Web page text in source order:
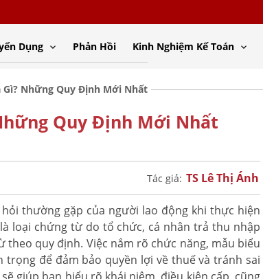
Dụng Phản Hồi Kinh Nghiệm Kế Toán
Gì? Những Quy Định Mới Nhất
Quy Định Mới Nhất
Tác giả: TS Lê Thị Ánh
hỏi thường gặp của người lao động khi thực hiện
loại chứng từ do tổ chức, cá nhân trả thu nhập
theo quy định. Việc nắm rõ chức năng, mẫu biểu
để đảm bảo quyền lợi về thuế và tránh sai